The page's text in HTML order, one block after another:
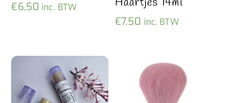
€6,50 inc. BTW
€7,50 inc. BTW